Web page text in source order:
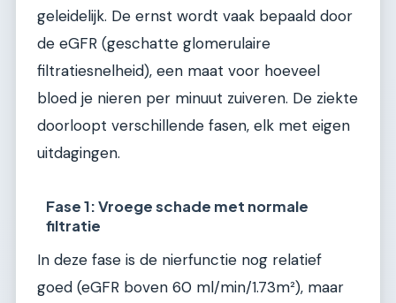
geleidelijk. De ernst wordt vaak bepaald door
de eGFR (geschatte glomerulaire
filtratiesnelheid), een maat voor hoeveel
bloed je nieren per minuut zuiveren. De ziekte
doorloopt verschillende fasen, elk met eigen
uitdagingen.
Fase 1: Vroege schade met normale
filtratie
In deze fase is de nierfunctie nog relatief
goed (eGFR boven 60 ml/min/1.73m²), maar